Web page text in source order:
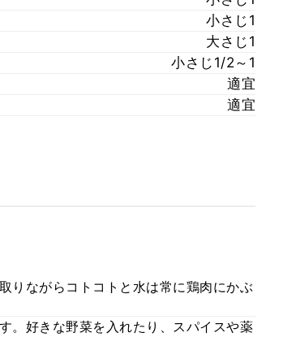
小さじ1
大さじ1
小さじ1/2～1
適宜
適宜
りながらコトコトと水は常に鶏肉にかぶ
。好きな野菜を入れたり、スパイスや薬